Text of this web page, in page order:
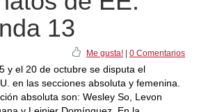
13
Me gusta! 0 Comentarios
y el 20 de octubre se disputa el
en las secciones absoluta y femenina.
absoluta son: Wesley So, Levon